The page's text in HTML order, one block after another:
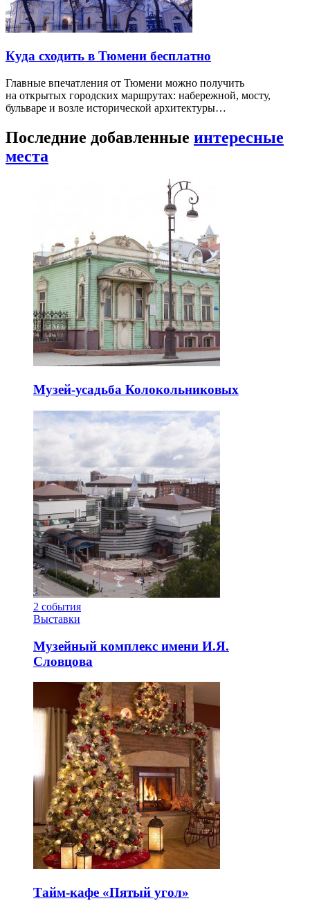
Куда сходить в Тюмени бесплатно
Главные впечатления от Тюмени можно получить
на открытых городских маршрутах: набережной, мосту,
бульваре и возле исторической архитектуры…
Последние добавленные интересные
места
Музей-усадьба Колокольниковых
2 события
Выставки
Музейный комплекс имени И.Я.
Словцова
Тайм-кафе «Пятый угол»